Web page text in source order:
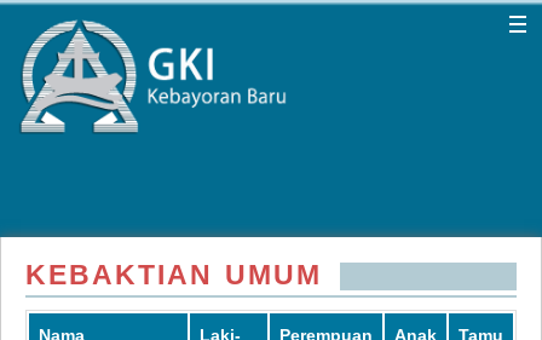
KEBAKTIAN UMUM
Nama
Laki-
Perempuan Anak Tamu